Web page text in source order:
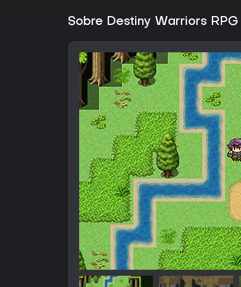
Sobre Destiny Warriors RPG